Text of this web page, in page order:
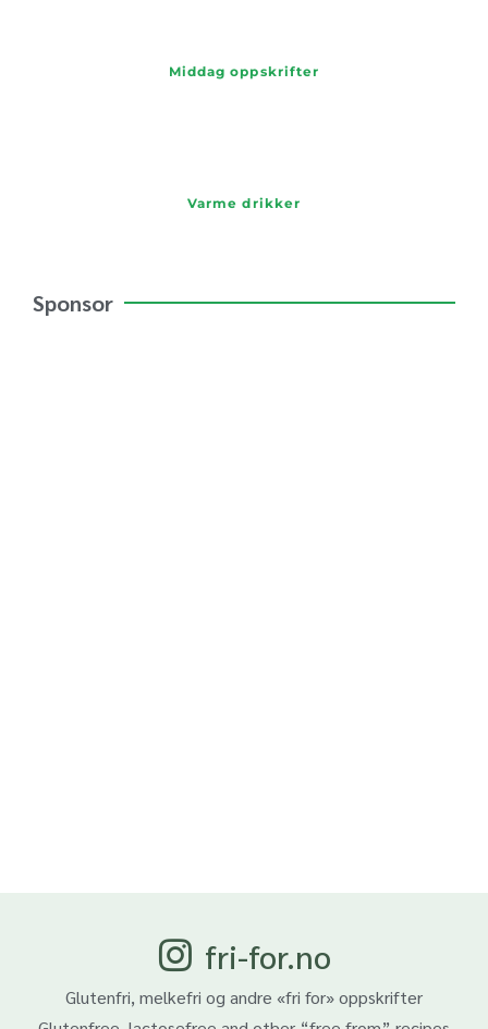
Middag oppskrifter
Varme drikker
Sponsor
fri-for.no
Glutenfri, melkefri og andre «fri for» oppskrifter